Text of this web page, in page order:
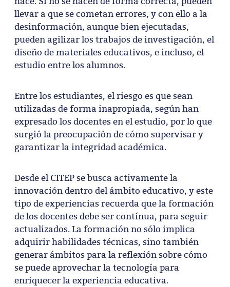
llevar a que se cometan errores, y con ello a la
desinformación, aunque bien ejecutadas,
pueden agilizar los trabajos de investigación, el
diseño de materiales educativos, e incluso, el
estudio entre los alumnos.
Entre los estudiantes, el riesgo es que sean
utilizadas de forma inapropiada, según han
expresado los docentes en el estudio, por lo que
surgió la preocupación de cómo supervisar y
garantizar la integridad académica.
Desde el CITEP se busca activamente la
innovación dentro del ámbito educativo, y este
tipo de experiencias recuerda que la formación
de los docentes debe ser contínua, para seguir
actualizados. La formación no sólo implica
adquirir habilidades técnicas, sino también
generar ámbitos para la reflexión sobre cómo
se puede aprovechar la tecnología para
enriquecer la experiencia educativa.